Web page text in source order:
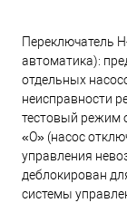
Переключатель
автоматика):
отдельных
неисправности
тестовый режим
«O» (насос
управления
деблокирован
системы